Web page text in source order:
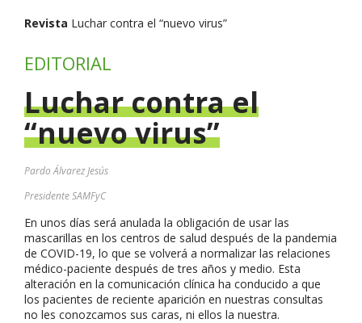
Revista Luchar contra el “nuevo virus”
EDITORIAL
Luchar contra el
“nuevo virus”
Pardo Álvarez Jesús
Presidente SAMFyC
En unos días será anulada la obligación de usar las
mascarillas en los centros de salud después de la pandemia
de COVID-19, lo que se volverá a normalizar las relaciones
médico-paciente después de tres años y medio. Esta
alteración en la comunicación clínica ha conducido a que
los pacientes de reciente aparición en nuestras consultas
no les conozcamos sus caras, ni ellos la nuestra.